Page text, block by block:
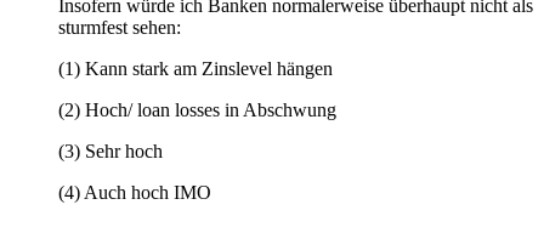
Insofern würde ich Banken normalerweise überhaupt nicht als
sturmfest sehen:
(1) Kann stark am Zinslevel hängen
(2) Hoch/ loan losses in Abschwung
(3) Sehr hoch
(4) Auch hoch IMO